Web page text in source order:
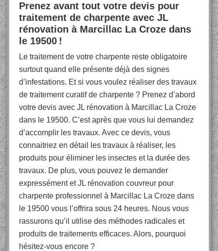
Prenez avant tout votre devis pour
traitement de charpente avec JL
rénovation à Marcillac La Croze dans
le 19500 !
Le traitement de votre charpente reste obligatoire
surtout quand elle présente déjà des signes
d’infestations. Et si vous voulez réaliser des travaux
de traitement curatif de charpente ? Prenez d’abord
votre devis avec JL rénovation à Marcillac La Croze
dans le 19500. C’est après que vous lui demandez
d’accomplir les travaux. Avec ce devis, vous
connaitriez en détail les travaux à réaliser, les
produits pour éliminer les insectes et la durée des
travaux. De plus, vous pouvez le demander
expressément et JL rénovation couvreur pour
charpente professionnel à Marcillac La Croze dans
le 19500 vous l’offrira sous 24 heures. Nous vous
rassurons qu’il utilise des méthodes radicales et
produits de traitements efficaces. Alors, pourquoi
hésitez-vous encore ?